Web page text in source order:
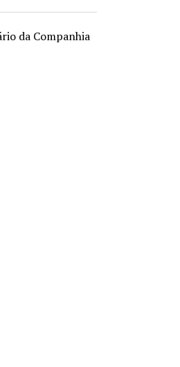
da Companhia